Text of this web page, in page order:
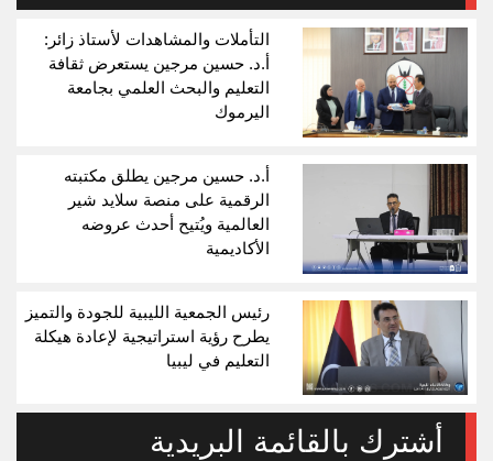
التأملات والمشاهدات لأستاذ زائر:
أ.د. حسين مرجين يستعرض ثقافة
التعليم والبحث العلمي بجامعة
اليرموك
أ.د. حسين مرجين يطلق مكتبته
الرقمية على منصة سلايد شير
العالمية ويُتيح أحدث عروضه
الأكاديمية
رئيس الجمعية الليبية للجودة والتميز
يطرح رؤية استراتيجية لإعادة هيكلة
التعليم في ليبيا
أشترك بالقائمة البريدية